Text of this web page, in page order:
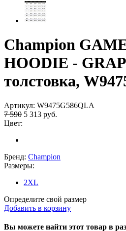
Champion
HOODIE -
толстовка,
Артикул: W9475G586QLA
7 590 5 313 руб.
Цвет:
Бренд: Champion
Размеры:
2XL
Определите свой размер
Добавить в корзину
Вы можете найти этот товар в